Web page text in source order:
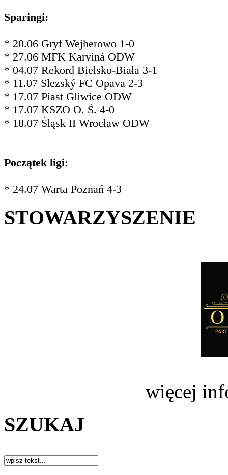
Sparingi:
* 20.06 Gryf Wejherowo 1-0
* 27.06 MFK Karviná ODW
* 04.07 Rekord Bielsko-Biała 3-1
* 11.07 Slezský FC Opava 2-3
* 17.07 Piast Gliwice ODW
* 17.07 KSZO O. Ś. 4-0
* 18.07 Śląsk II Wrocław ODW
Początek ligi:
* 24.07 Warta Poznań 4-3
STOWARZYSZENIE
więcej
SZUKAJ